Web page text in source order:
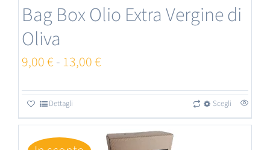
Bag Box Olio Extra Vergine di
Oliva
9,00€-13,00€Fascia
da
Scegli
Questo
prodotto
Dettagli